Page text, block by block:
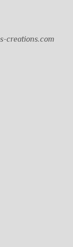
creations.com